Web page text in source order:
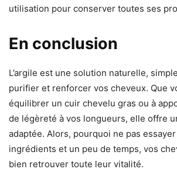
utilisation pour conserver toutes ses
En conclusion
L’argile est une solution naturelle,
purifier et renforcer vos cheveux. Que
équilibrer un cuir chevelu gras ou à
de légèreté à vos longueurs, elle offre
adaptée. Alors, pourquoi ne pas
ingrédients et un peu de temps, vos
bien retrouver toute leur vitalité.